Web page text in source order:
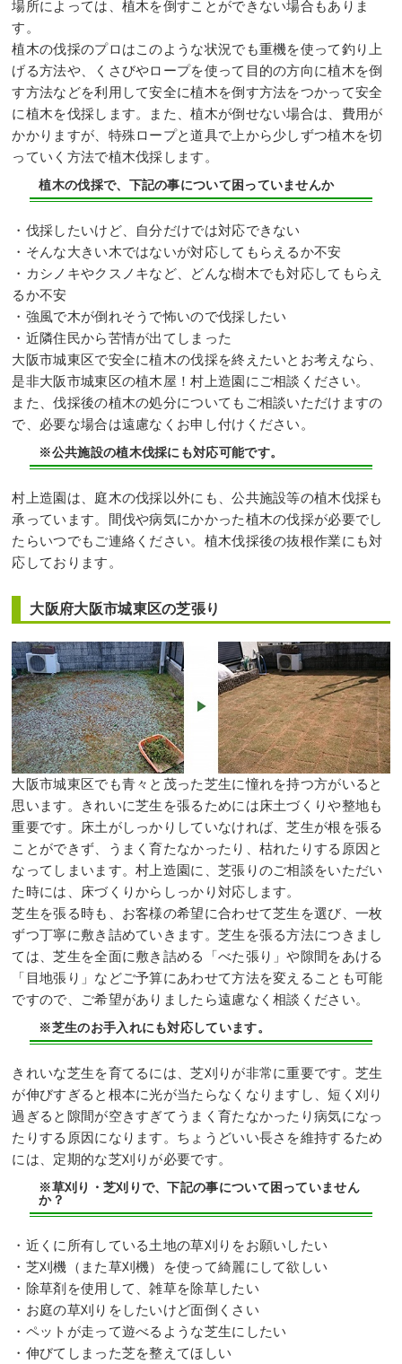
場所によっては、植木を倒すことができない場合もありま
す。
植木の伐採のプロはこのような状況でも重機を使って釣り上
げる方法や、くさびやロープを使って目的の方向に植木を倒
す方法などを利用して安全に植木を倒す方法をつかって安全
に植木を伐採します。また、植木が倒せない場合は、費用が
かかりますが、特殊ロープと道具で上から少しずつ植木を切
っていく方法で植木伐採します。
植木の伐採で、下記の事について困っていませんか
・伐採したいけど、自分だけでは対応できない
・そんな大きい木ではないが対応してもらえるか不安
・カシノキやクスノキなど、どんな樹木でも対応してもらえ
るか不安
・強風で木が倒れそうで怖いので伐採したい
・近隣住民から苦情が出てしまった
大阪市城東区で安全に植木の伐採を終えたいとお考えなら、
是非大阪市城東区の植木屋！村上造園にご相談ください。
また、伐採後の植木の処分についてもご相談いただけますの
で、必要な場合は遠慮なくお申し付けください。
※公共施設の植木伐採にも対応可能です。
村上造園は、庭木の伐採以外にも、公共施設等の植木伐採も
承っています。間伐や病気にかかった植木の伐採が必要でし
たらいつでもご連絡ください。植木伐採後の抜根作業にも対
応しております。
大阪府大阪市城東区の芝張り
大阪市城東区でも青々と茂った芝生に憧れを持つ方がいると
思います。きれいに芝生を張るためには床土づくりや整地も
重要です。床土がしっかりしていなければ、芝生が根を張る
ことができず、うまく育たなかったり、枯れたりする原因と
なってしまいます。村上造園に、芝張りのご相談をいただい
た時には、床づくりからしっかり対応します。
芝生を張る時も、お客様の希望に合わせて芝生を選び、一枚
ずつ丁寧に敷き詰めていきます。芝生を張る方法につきまし
ては、芝生を全面に敷き詰める「べた張り」や隙間をあける
「目地張り」などご予算にあわせて方法を変えることも可能
ですので、ご希望がありましたら遠慮なく相談ください。
※芝生のお手入れにも対応しています。
きれいな芝生を育てるには、芝刈りが非常に重要です。芝生
が伸びすぎると根本に光が当たらなくなりますし、短く刈り
過ぎると隙間が空きすぎてうまく育たなかったり病気になっ
たりする原因になります。ちょうどいい長さを維持するため
には、定期的な芝刈りが必要です。
※草刈り・芝刈りで、下記の事について困っていません
か？
・近くに所有している土地の草刈りをお願いしたい
・芝刈機（また草刈機）を使って綺麗にして欲しい
・除草剤を使用して、雑草を除草したい
・お庭の草刈りをしたいけど面倒くさい
・ペットが走って遊べるような芝生にしたい
・伸びてしまった芝を整えてほしい